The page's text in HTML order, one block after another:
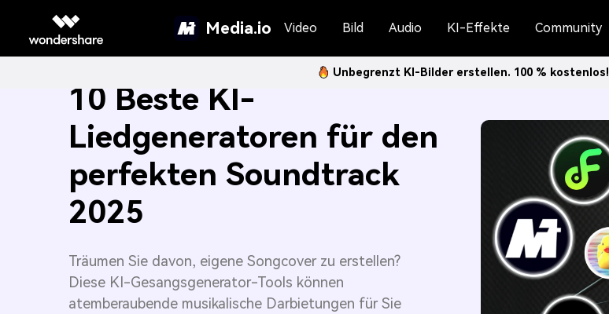
Media.io Video Bild Audio KI-Effekte Community
Unbegrenzt KI-Bilder erstellen. 100 % kostenlos!
10 Beste KI-
Liedgeneratoren für den
perfekten Soundtrack
2025
Träumen Sie davon, eigene Songcover zu erstellen?
Diese KI-Gesangsgenerator-Tools können
atemberaubende musikalische Darbietungen für Sie